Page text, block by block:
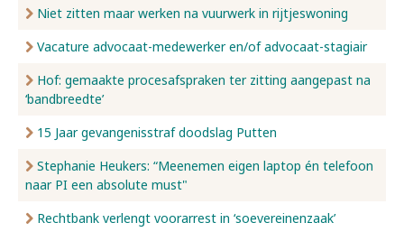
Niet zitten maar werken na vuurwerk in rijtjeswoning
Vacature advocaat-medewerker en/of advocaat-stagiair
Hof: gemaakte procesafspraken ter zitting aangepast na
‘bandbreedte’
15 Jaar gevangenisstraf doodslag Putten
Stephanie Heukers: “Meenemen eigen laptop én telefoon
naar PI een absolute must"
Rechtbank verlengt voorarrest in ‘soevereinenzaak’